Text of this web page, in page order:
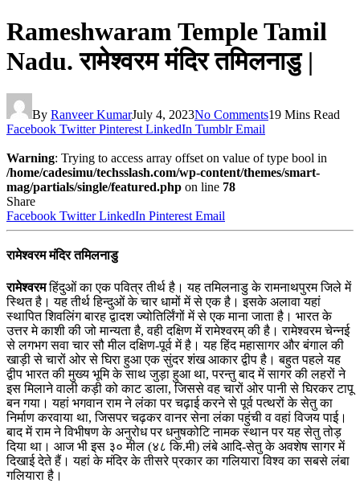
Rameshwaram Temple Tamil
Nadu. रामेश्वरम मंदिर तमिलनाडु |
By Ranveer KumarJuly 4, 2023No Comments19 Mins Read
Facebook Twitter Pinterest LinkedIn Tumblr Email
Warning: Trying to access array offset on value of type bool in
/home/cadesimu/techsslash.com/wp-content/themes/smart-
mag/partials/single/featured.php on line 78
Share
Facebook Twitter LinkedIn Pinterest Email
रामेश्वरम मंदिर तमिलनाडु
रामेश्वरमहिंदुओं का एक पवित्र तीर्थ है। यह तमिलनाडु के रामनाथपुरम जिले में
स्थित है। यह तीर्थ हिन्दुओं के चार धामों में से एक है। इसके अलावा यहां
स्थापित शिवलिंग बारह द्वादश ज्योतिर्लिंगों में से एक माना जाता है। भारत के
उत्तर मे काशी की जो मान्यता है, वही दक्षिण में रामेश्वरम् की है। रामेश्वरम चेन्नई
से लगभग सवा चार सौ मील दक्षिण-पूर्व में है। यह हिंद महासागर और बंगाल की
खाड़ी से चारों ओर से घिरा हुआ एक सुंदर शंख आकार द्वीप है। बहुत पहले यह
द्वीप भारत की मुख्य भूमि के साथ जुड़ा हुआ था, परन्तु बाद में सागर की लहरों ने
इस मिलाने वाली कड़ी को काट डाला, जिससे वह चारों ओर पानी से घिरकर टापू
बन गया। यहां भगवान राम ने लंका पर चढ़ाई करने से पूर्व पत्थरों के सेतु का
निर्माण करवाया था, जिसपर चढ़कर वानर सेना लंका पहुंची व वहां विजय पाई।
बाद में राम ने विभीषण के अनुरोध पर धनुषकोटि नामक स्थान पर यह सेतु तोड़
दिया था। आज भी इस ३० मील (४८ कि.मी) लंबे आदि-सेतु के अवशेष सागर में
दिखाई देते हैं। यहां के मंदिर के तीसरे प्रकार का गलियारा विश्व का सबसे लंबा
गलियारा है।